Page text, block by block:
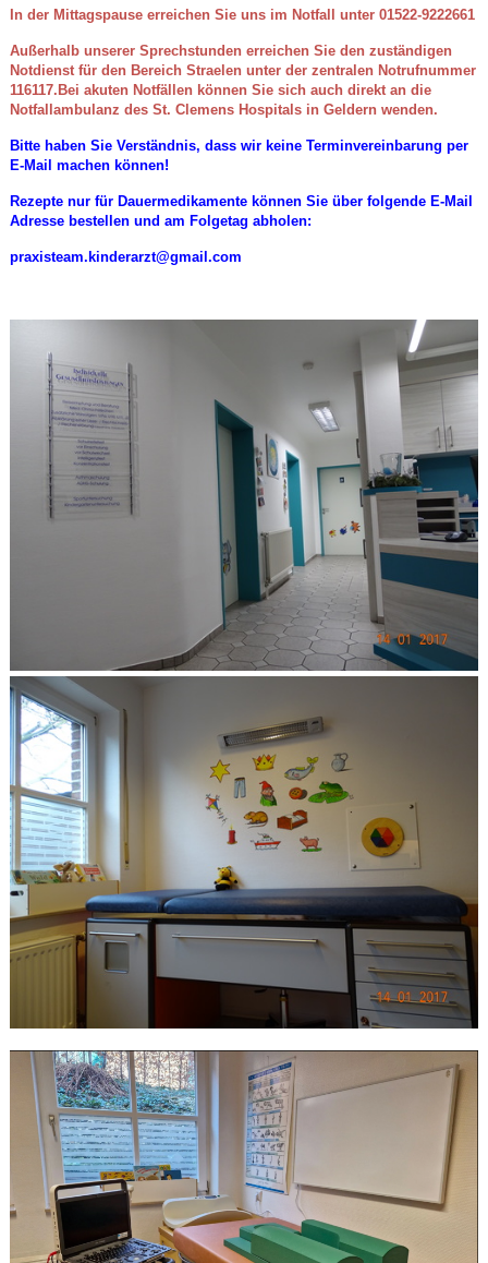
In der Mittagspause erreichen Sie uns im Notfall unter 01522-9222661
Außerhalb unserer Sprechstunden erreichen Sie den zuständigen
Notdienst für den Bereich Straelen unter der zentralen Notrufnummer
116117.Bei akuten Notfällen können Sie sich auch direkt an die
Notfallambulanz des St. Clemens Hospitals in Geldern wenden.
Bitte haben Sie Verständnis, dass wir keine Terminvereinbarung per
E-Mail machen können!
Rezepte nur für Dauermedikamente können Sie über folgende E-Mail
Adresse bestellen und am Folgetag abholen:
praxisteam.kinderarzt@gmail.com